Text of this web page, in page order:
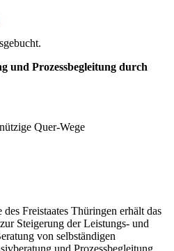
und Prozessbegleitung durch
Quer-Wege
Freistaates Thüringen erhält das
Steigerung der Leistungs- und
von selbständigen